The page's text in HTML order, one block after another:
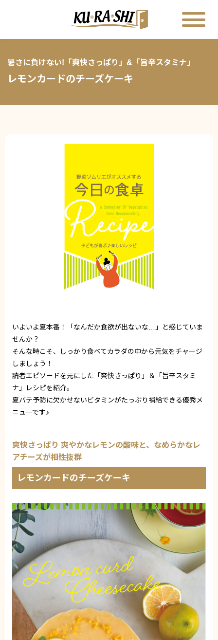
暑さに負けない!「爽快さっぱり」&「旨辛スタミナ」
レモンカードのチーズケーキ
いよいよ夏本番！「なんだか食欲が出ないな…」と感じていま
せんか？
そんな時こそ、しっかり食べてカラダの中から元気をチャージ
しましょう！
読者エピソードを元にした「爽快さっぱり」＆「旨辛スタミ
ナ」レシピを紹介。
夏バテ予防に欠かせないビタミンがたっぷり補給できる優秀メ
ニューです♪
爽快さっぱり 爽やかなレモンの酸味と、なめらかなレ
アチーズが相性抜群
レモンカードのチーズケーキ